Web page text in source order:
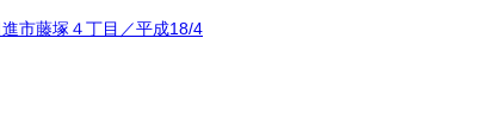
市藤塚４丁目／平成18/4